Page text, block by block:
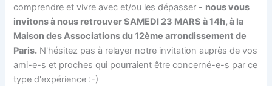
comprendre et vivre avec et/ou les dépasser - nous vous
invitons à nous retrouver SAMEDI 23 MARS à 14h, à la
Maison des Associations du 12ème arrondissement de
Paris. N'hésitez pas à relayer notre invitation auprès de vos
ami-e-s et proches qui pourraient être concerné-e-s par ce
type d'expérience :-)